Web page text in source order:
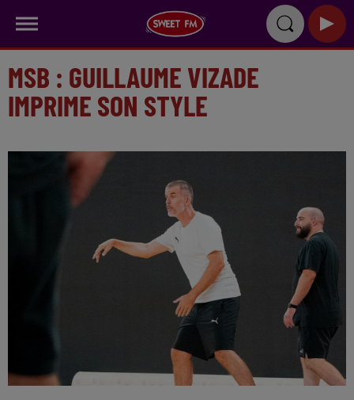
MSB : GUILLAUME VIZADE
IMPRIME SON STYLE